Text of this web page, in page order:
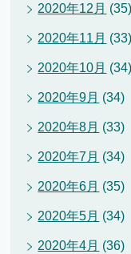
2020年12月 (35)
2020年11月 (33)
2020年10月 (34)
2020年9月 (34)
2020年8月 (33)
2020年7月 (34)
2020年6月 (35)
2020年5月 (34)
2020年4月 (36)